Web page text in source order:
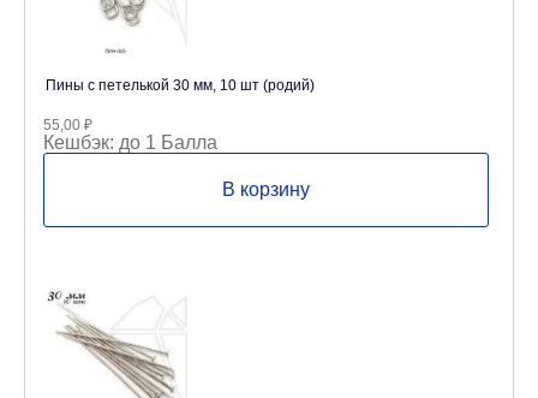
Пины с петелькой 30 мм, 10 шт (родий)
55,00 ₽
Кешбэк: до 1 Балла
В корзину